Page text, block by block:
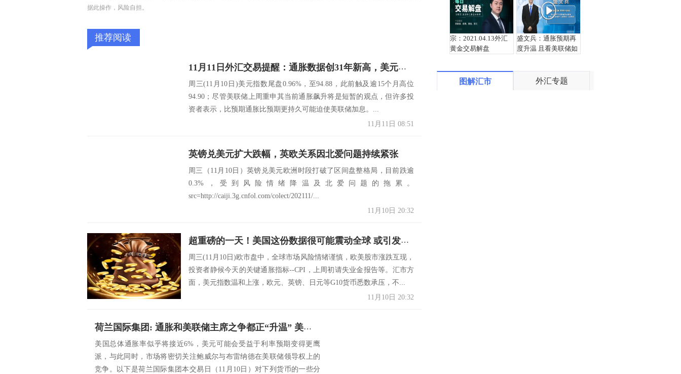
据此操作，风险自担。
推荐阅读
11月11日外汇交易提醒：通胀数据创31年新高，美元飙升至16个月高位
周三(11月10日)美元指数尾盘0.96%，至94.88，此前触及逾15个月高位
94.90；尽管美联储上周重申其当前通胀飙升将是短暂的观点，但许多投
资者表示，比预期通胀比预期更持久可能迫使美联储加息。...
11月11日 08:51
英镑兑美元扩大跌幅，英欧关系因北爱问题持续紧张
周三（11月10日）英镑兑美元欧洲时段打破了区间盘整格局，目前跌逾
0.3%，受到风险情绪降温及北爱问题的拖累。
src=http://caiji.3g.cnfol.com/colect/202111/...
11月10日 20:32
超重磅的一天！美国这份数据很可能震动全球 或引发金融市场大恐慌
周三(11月10日)欧市盘中，全球市场风险情绪谨慎，欧美股市涨跌互现，
投资者静候今天的关键通胀指标--CPI，上周初请失业金报告等。汇市方
面，美元指数温和上涨，欧元、英镑、日元等G10货币悉数承压，不...
11月10日 20:32
荷兰国际集团: 通胀和美联储主席之争都正“升温” 美元、欧元、英镑走势分析
美国总体通胀率似乎将接近6%，美元可能会受益于利率预期变得更鹰
派，与此同时，市场将密切关注鲍威尔与布雷纳德在美联储领导权上的
竞争。以下是荷兰国际集团本交易日（11月10日）对下列货币的一些分
宗：2021.04.13外汇
黄金交易解盘
盛文兵：通胀预期再
度升温 且看美联储如
图解汇市 外汇专题